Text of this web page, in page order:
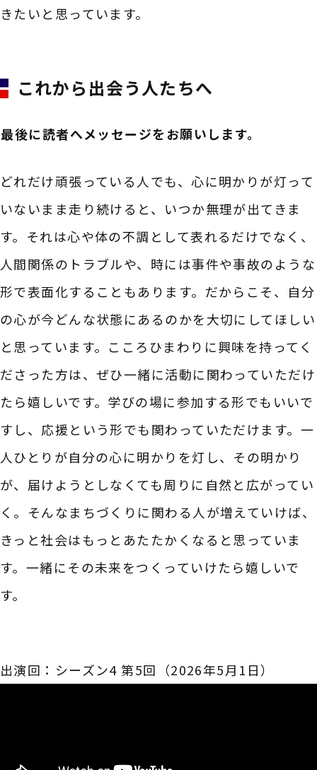
きたいと思っています。
これから出会う人たちへ
――最後に読者へメッセージをお願いします。
どれだけ頑張っている人でも、心に明かりが灯って
いないまま走り続けると、いつか無理が出てきま
す。それは心や体の不調として表れるだけでなく、
人間関係のトラブルや、時には事件や事故のような
形で表面化することもあります。だからこそ、自分
の心が今どんな状態にあるのかを大切にしてほしい
と思っています。こころひまわりに興味を持ってく
ださった方は、ぜひ一緒に活動に関わっていただけ
たら嬉しいです。学びの場に参加する形でもいいで
すし、応援という形でも関わっていただけます。一
人ひとりが自分の心に明かりを灯し、その明かり
が、届けようとしなくても周りに自然と広がってい
く。そんなまちづくりに関わる人が増えていけば、
きっと社会はもっとあたたかくなると思っていま
す。一緒にその未来をつくっていけたら嬉しいで
す。
出演回：シーズン4 第5回（2026年5月1日）